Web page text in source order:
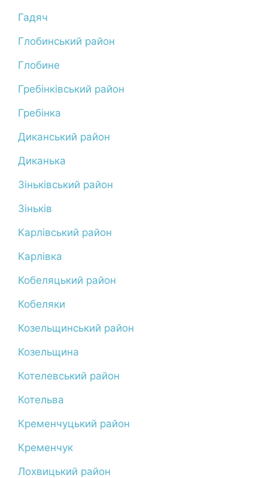
Гадяч
Глобинський район
Глобине
Гребінківський район
Гребінка
Диканський район
Диканька
Зіньківський район
Зіньків
Карлівський район
Карлівка
Кобеляцький район
Кобеляки
Козельщинський район
Козельщина
Котелевський район
Котельва
Кременчуцький район
Кременчук
Лохвицький район